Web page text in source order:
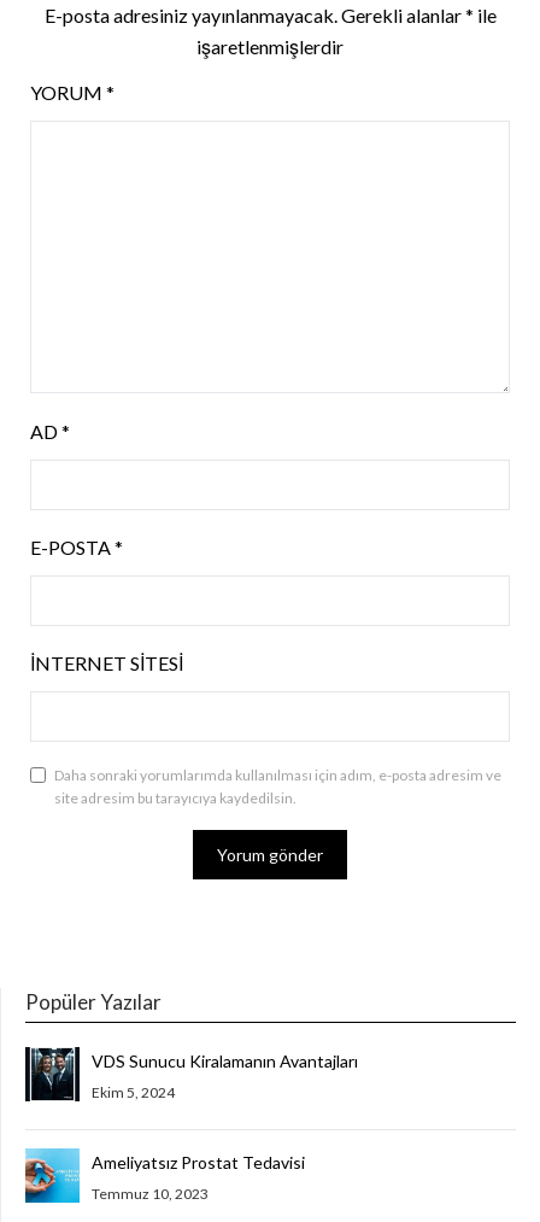
E-posta adresiniz yayınlanmayacak.Gerekli alanlar* ile
işaretlenmişlerdir
YORUM *
AD*
E-POSTA*
İNTERNET SITESI
Daha sonraki yorumlarımda kullanılması için adım, e-posta adresim ve
site adresim bu tarayıcıya kaydedilsin.
Popüler Yazılar
VDS Sunucu Kiralamanın Avantajları
Ekim 5, 2024
Ameliyatsız Prostat Tedavisi
Temmuz 10, 2023